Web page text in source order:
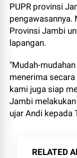
PUPR provinsi
pengawasannya.
Provinsi Jambi
lapangan.
"Mudah-
menerima
kami juga siap
Jambi
ujar Andi kepada
RELATED